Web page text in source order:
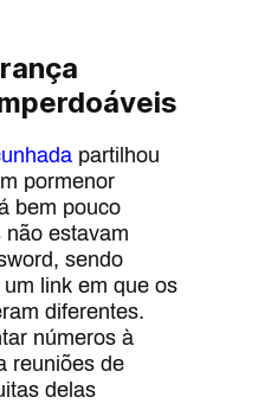
partilhou
pormenor
bem pouco
não estavam
sendo
link em que os
diferentes.
números à
reuniões de
delas